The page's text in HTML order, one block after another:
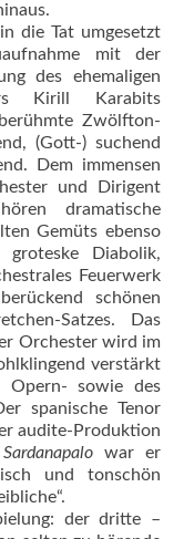
die Tat umgesetzt
mit der
des ehemaligen
Kirill Karabits
Zwölfton-
(Gott-) suchend
Dem immensen
und Dirigent
dramatische
Gemüts ebenso
Diabolik,
Feuerwerk
schönen
Satzes. Das
Orchester wird im
verstärkt
Opern- sowie des
spanische Tenor
audite-Produktion
Sardanapalo war er
und tonschön
der dritte –